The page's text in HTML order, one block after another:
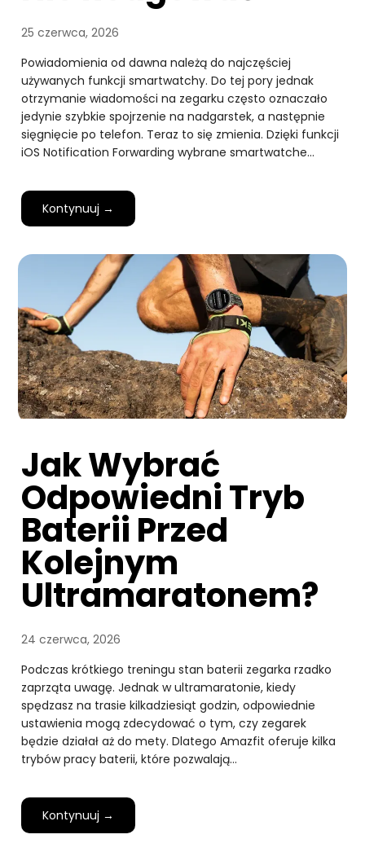
25 czerwca, 2026
Powiadomienia od dawna należą do najczęściej
używanych funkcji smartwatchy. Do tej pory jednak
otrzymanie wiadomości na zegarku często oznaczało
jedynie szybkie spojrzenie na nadgarstek, a następnie
sięgnięcie po telefon. Teraz to się zmienia. Dzięki funkcji
iOS Notification Forwarding wybrane smartwatche…
Kontynuuj →
Jak Wybrać
Odpowiedni Tryb
Baterii Przed
Kolejnym
Ultramaratonem?
24 czerwca, 2026
Podczas krótkiego treningu stan baterii zegarka rzadko
zaprząta uwagę. Jednak w ultramaratonie, kiedy
spędzasz na trasie kilkadziesiąt godzin, odpowiednie
ustawienia mogą zdecydować o tym, czy zegarek
będzie działał aż do mety. Dlatego Amazfit oferuje kilka
trybów pracy baterii, które pozwalają…
Kontynuuj →